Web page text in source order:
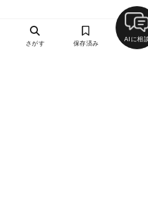
さがす 保存済み
AIに相